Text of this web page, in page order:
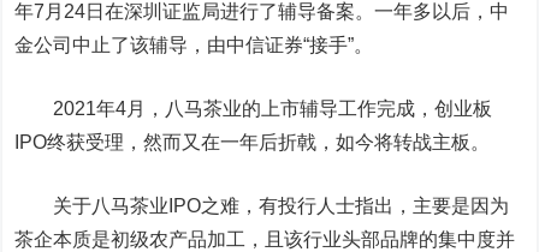
年7月24日在深圳证监局进行了辅导备案。一年多以后，中
金公司中止了该辅导，由中信证券“接手”。
2021年4月，八马茶业的上市辅导工作完成，创业板
IPO终获受理，然而又在一年后折戟，如今将转战主板。
关于八马茶业IPO之难，有投行人士指出，主要是因为
茶企本质是初级农产品加工，且该行业头部品牌的集中度并